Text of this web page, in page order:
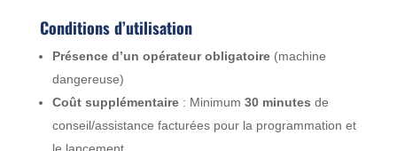
Conditions d’utilisation
Présence d’un opérateur obligatoire(machine
dangereuse)
Coût supplémentaire: Minimum 30 minutes de
conseil/assistance facturées pour la programmation et